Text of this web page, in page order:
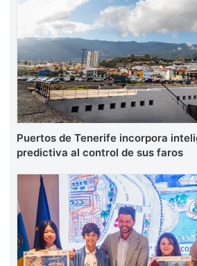
Puertos de Tenerife incorpora
predictiva al control de sus faros